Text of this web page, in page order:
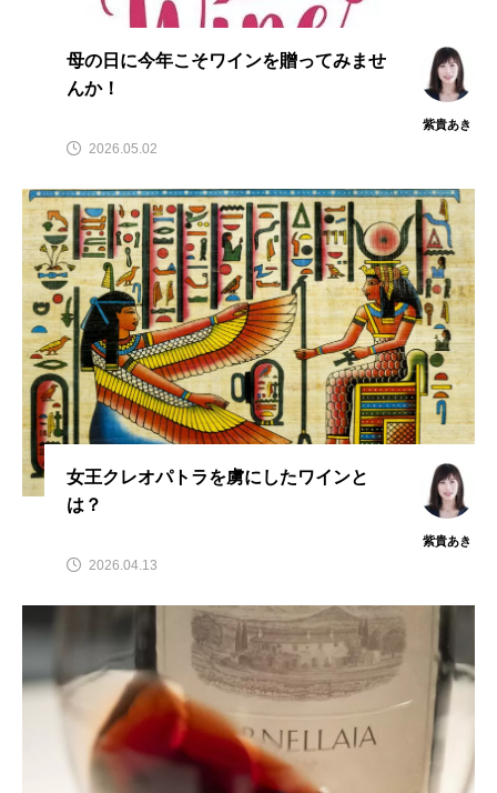
母の日に今年こそワインを贈ってみませ
んか！
紫貴あき
2026.05.02
女王クレオパトラを虜にしたワインと
は？
紫貴あき
2026.04.13